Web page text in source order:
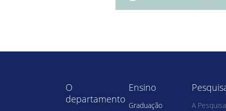
O
departamento
Ensino
Graduação
A Pesquisa